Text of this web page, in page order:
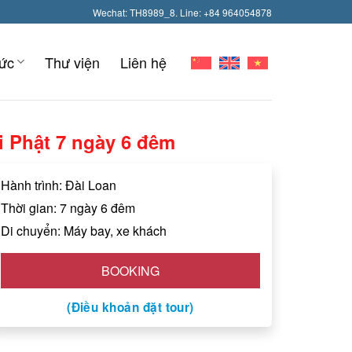
Wechat: TH8989_8. Line: +84 964054878
Thư viện Liên hệ
7 ngày 6 đêm
Hành trình: Đài Loan
Thời gian: 7 ngày 6 đêm
Di chuyển: Máy bay, xe khách
BOOKING
(Điều khoản đặt tour)